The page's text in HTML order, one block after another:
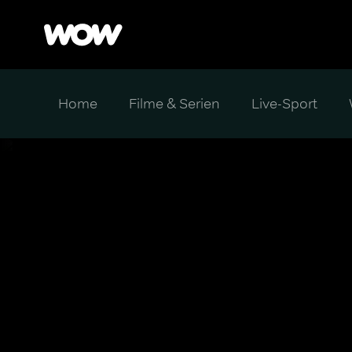
Home Filme & Serien Live-Sport